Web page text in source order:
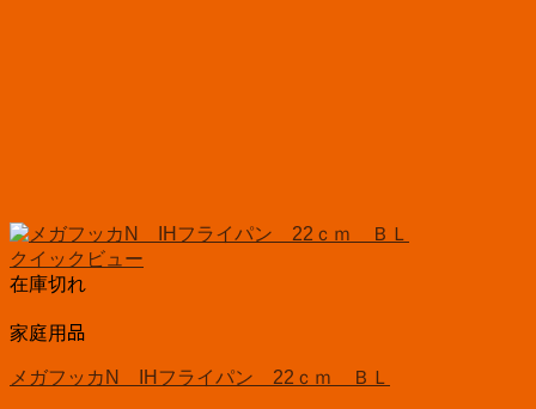
クイックビュー
在庫切れ
家庭用品
メガフッカN IHフライパン 22ｃｍ ＢＬ